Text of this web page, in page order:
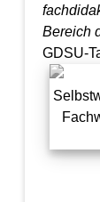
Bereich
GDSU-